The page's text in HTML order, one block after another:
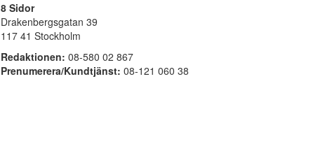
8 Sidor
Drakenbergsgatan 39
117 41 Stockholm
Redaktionen: 08-580 02 867
Prenumerera/Kundtjänst: 08-121 060 38